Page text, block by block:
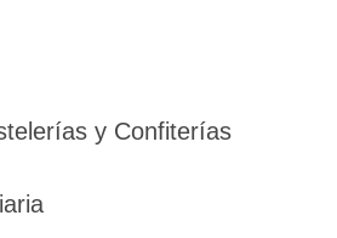
y Confiterías